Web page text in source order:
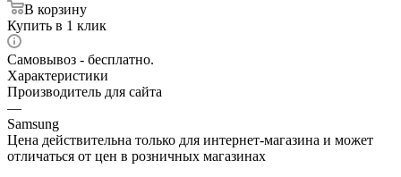
В корзину
Купить в 1 клик
Самовывоз - бесплатно.
Характеристики
Производитель для сайта
—
Samsung
Цена действительна только для интернет-магазина и может
отличаться от цен в розничных магазинах